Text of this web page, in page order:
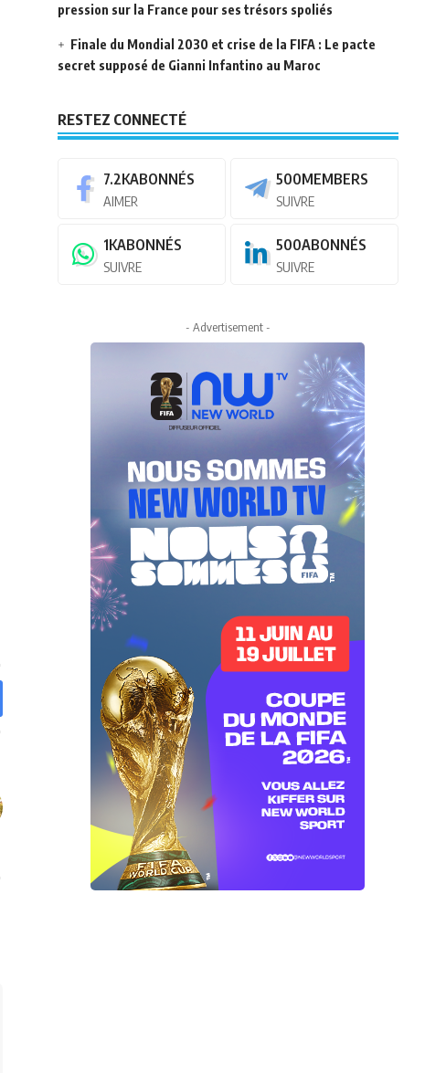
pression sur la France pour ses trésors spoliés
Finale du Mondial 2030 et crise de la FIFA : Le pacte
secret supposé de Gianni Infantino au Maroc
RESTEZ CONNECTÉ
7.2KABONNÉS
AIMER
500MEMBERS
SUIVRE
1KABONNÉS
SUIVRE
500ABONNÉS
SUIVRE
- Advertisement -